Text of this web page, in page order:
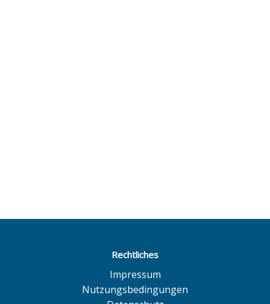
Rechtliches
Impressum
Nutzungsbedingungen